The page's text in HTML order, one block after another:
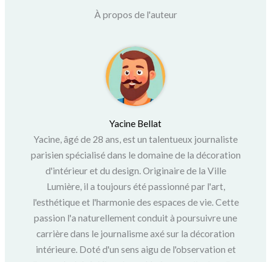
À propos de l'auteur
Yacine Bellat
Yacine, âgé de 28 ans, est un talentueux journaliste
parisien spécialisé dans le domaine de la décoration
d'intérieur et du design. Originaire de la Ville
Lumière, il a toujours été passionné par l'art,
l'esthétique et l'harmonie des espaces de vie. Cette
passion l'a naturellement conduit à poursuivre une
carrière dans le journalisme axé sur la décoration
intérieure. Doté d'un sens aigu de l'observation et